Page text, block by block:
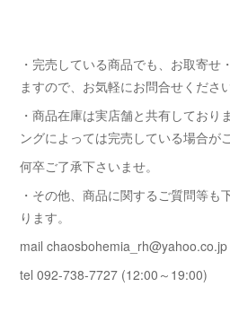
・完売している商品でも、お取寄せ
ますので、お気軽にお問合せください
・商品在庫は実店舗と共有しており
ングによっては完売している場合が
何卒ご了承下さいませ。
・その他、商品に関するご質問等も
ります。
mail chaosbohemia_rh@yahoo.co.jp
tel 092-738-7727 (12:00～19:00)